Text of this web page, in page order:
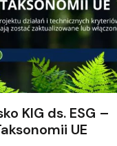
KIG ds. ESG –
UE